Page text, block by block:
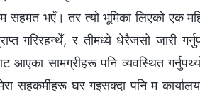
भएँ। तर त्यो भूमिका लिएको एक
गरिरहन्थेँ, र तीमध्ये धेरैजसो जारी
आएका सामग्रीहरू पनि व्यवस्थित
सहकर्मीहरू घर गइसक्दा पनि म